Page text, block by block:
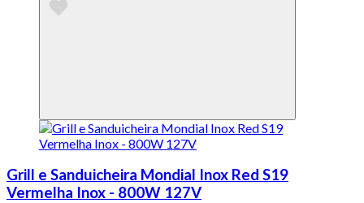
Grill e Sanduicheira Mondial Inox Red S19
Vermelha Inox - 800W 127V